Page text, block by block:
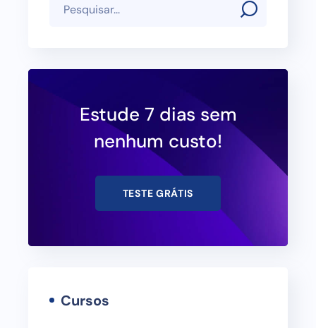
Estude 7 dias sem
nenhum custo!
TESTE GRÁTIS
Cursos